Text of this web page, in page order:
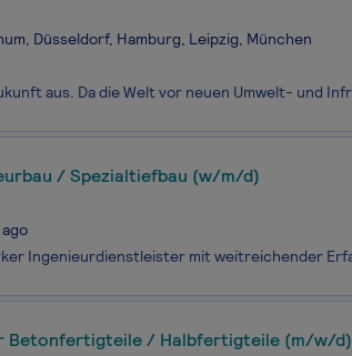
Düsseldorf, Hamburg, Leipzig, München
/ Spezialtiefbau (w/m/d)
Betonfertigteile / Halbfertigteile (m/w/d)